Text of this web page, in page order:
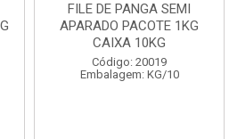
POLACA DESFIADA
PESCAMARES PCT5KG
CX10KG
Código: 20161
Embalagem: KG/10